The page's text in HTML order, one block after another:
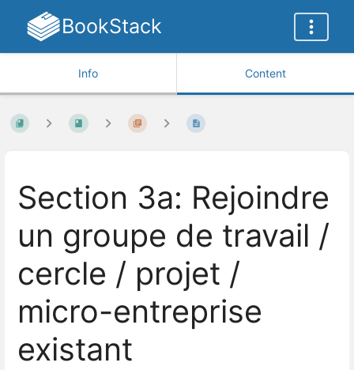
BookStack
Info Content
Section 3a: Rejoindre
un groupe de travail /
cercle / projet /
micro-entreprise
existant